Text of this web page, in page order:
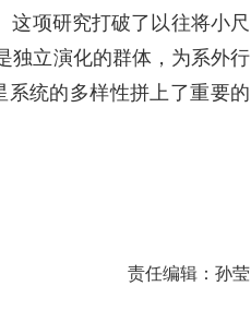
这项研究打破了以往将小尺
独立演化的群体，为系外行
统的多样性拼上了重要的
责任编辑：孙莹